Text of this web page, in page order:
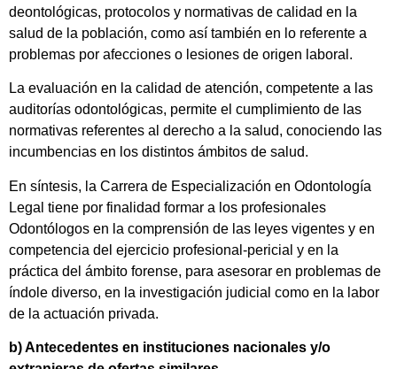
deontológicas, protocolos y normativas de calidad en la
salud de la población, como así también en lo referente a
problemas por afecciones o lesiones de origen laboral.
La evaluación en la calidad de atención, competente a las
auditorías odontológicas, permite el cumplimiento de las
normativas referentes al derecho a la salud, conociendo las
incumbencias en los distintos ámbitos de salud.
En síntesis, la Carrera de Especialización en Odontología
Legal tiene por finalidad formar a los profesionales
Odontólogos en la comprensión de las leyes vigentes y en
competencia del ejercicio profesional-pericial y en la
práctica del ámbito forense, para asesorar en problemas de
índole diverso, en la investigación judicial como en la labor
de la actuación privada.
b) Antecedentes en instituciones nacionales y/o